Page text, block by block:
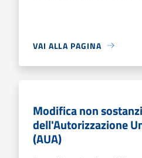
VAI ALLA PAGINA
Modifica non
dell'Autorizzazione
(AUA)